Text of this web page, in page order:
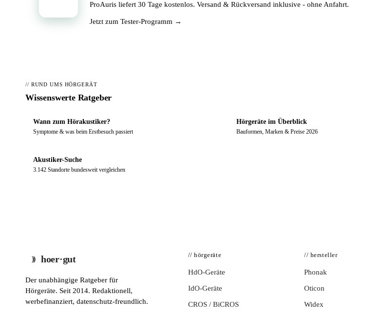
ProAuris liefert 30 Tage kostenlos. Versand & Rückversand inklusive - ohne Anfahrt.
Jetzt zum Tester-Programm →
// RUND UMS HÖRGERÄT
Wissenswerte Ratgeber
Wann zum Hörakustiker?
Symptome & was beim Erstbesuch passiert
Hörgeräte im Überblick
Bauformen, Marken & Preise 2026
Akustiker-Suche
3.142 Standorte bundesweit vergleichen
hoer·gut
Der unabhängige Ratgeber für
Hörgeräte. Seit 2014. Redaktionell,
werbefinanziert, datenschutz-freundlich.
// hörgeräte
HdO-Geräte
IdO-Geräte
CROS / BiCROS
// hersteller
Phonak
Oticon
Widex